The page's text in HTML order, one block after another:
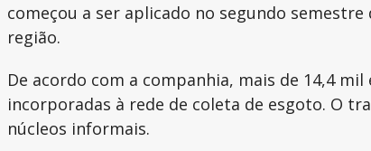
começou a ser aplicado no segundo
região.
De acordo com a companhia, mais de 14,4
incorporadas à rede de coleta de esgoto. O
núcleos informais.